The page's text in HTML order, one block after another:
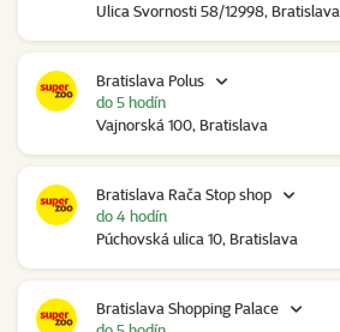
Ulica Svornosti 58/12998, Bratislava
Bratislava Polus
Vajnorská 100, Bratislava
do 5 hodín
Bratislava Rača Stop shop
Púchovská ulica 10, Bratislava
do 4 hodín
Bratislava Shopping Palace